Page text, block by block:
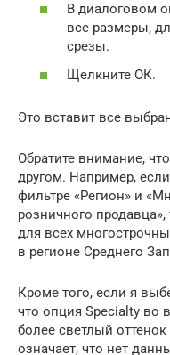
В диалоговом
все размеры,
срезы.
Щелкните ОК.
Это вставит все
Обратите внимание,
другом. Например,
фильтре «Регион» и
розничного
для всех
в регионе Среднего
Кроме того, если я
что опция Specialty во
более светлый
означает, что нет